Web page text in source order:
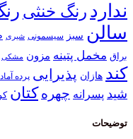
خنثیرنگ سرد
سبز سیسمونی شیری صورتی
مزون مشکی نور
پذیرایی پرده آماده پرده براق
چهره کتان کودکانه گل